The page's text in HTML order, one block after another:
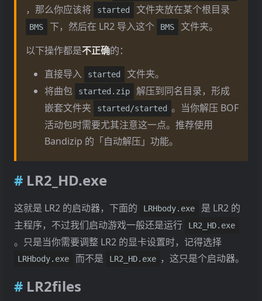
，那么你应该将 started 文件夹放在某个根目录
BMS 下，然后在 LR2 导入这个 BMS
文件夹。
以下操作都是不正确的：
直接导入
started
文件夹。
将曲包
started.zip
解压到同名目录，形成
嵌套文件夹
started/started 。当你解压 BOF
活动包时需要尤其注意这一点。推荐使用
Bandizip 的「自动解压」功能。
LR2_HD.exe
这就是 LR2 的启动器，下面的 LRHbody.exe
是 LR2 的
主程序，不过我们启动游戏一般还是运行
LR2_HD.exe
。只是当你需要调整 LR2 的显卡设置时，记得选择
LRHbody.exe 而不是 LR2_HD.exe ，这只是个启动器。
LR2files